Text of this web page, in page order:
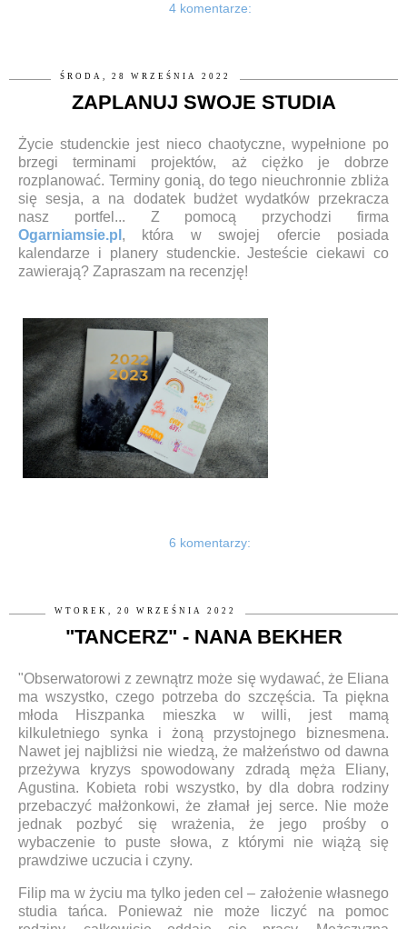
4 komentarze:
ŚRODA, 28 WRZEŚNIA 2022
ZAPLANUJ SWOJE STUDIA
Życie studenckie jest nieco chaotyczne, wypełnione po
brzegi terminami projektów, aż ciężko je dobrze
rozplanować. Terminy gonią, do tego nieuchronnie zbliża
się sesja, a na dodatek budżet wydatków przekracza
nasz portfel... Z pomocą przychodzi firma
Ogarniamsie.pl , która w swojej ofercie posiada
kalendarze i planery studenckie. Jesteście ciekawi co
zawierają? Zapraszam na recenzję!
6 komentarzy:
WTOREK, 20 WRZEŚNIA 2022
"TANCERZ" - NANA BEKHER
"Obserwatorowi z zewnątrz może się wydawać, że Eliana
ma wszystko, czego potrzeba do szczęścia. Ta piękna
młoda Hiszpanka mieszka w willi, jest mamą
kilkuletniego synka i żoną przystojnego biznesmena.
Nawet jej najbliżsi nie wiedzą, że małżeństwo od dawna
przeżywa kryzys spowodowany zdradą męża Eliany,
Agustina. Kobieta robi wszystko, by dla dobra rodziny
przebaczyć małżonkowi, że złamał jej serce. Nie może
jednak pozbyć się wrażenia, że jego prośby o
wybaczenie to puste słowa, z którymi nie wiążą się
prawdziwe uczucia i czyny.
Filip ma w życiu ma tylko jeden cel – założenie własnego
studia tańca. Ponieważ nie może liczyć na pomoc